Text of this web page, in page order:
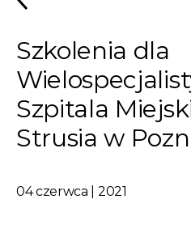
Szkolenia dla
Szpitala
Strusia w
04 czerwca | 2021